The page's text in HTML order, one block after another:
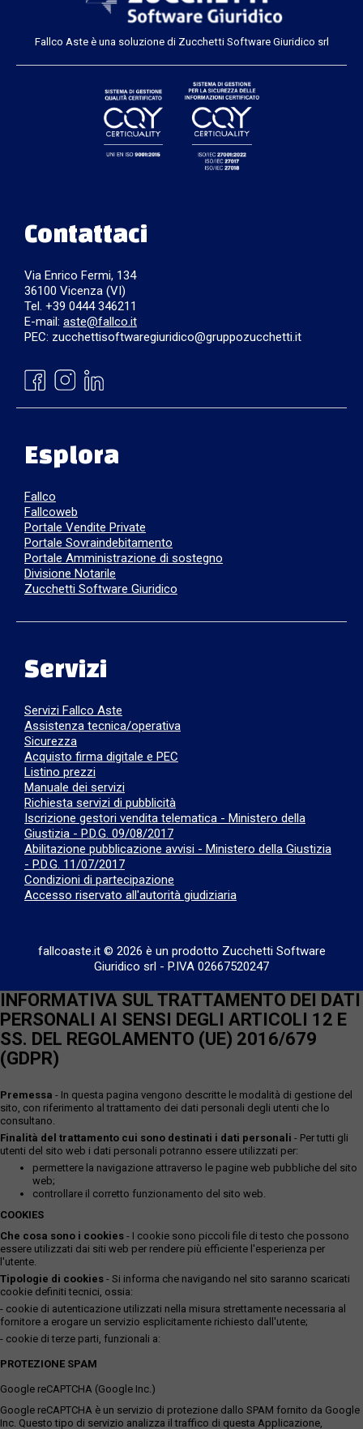
Fallco Aste è una soluzione di Zucchetti Software Giuridico srl
Contattaci
Via Enrico Fermi, 134
36100 Vicenza (VI)
Tel. +39 0444 346211
E-mail: aste@fallco.it
PEC: zucchettisoftwaregiuridico@gruppozucchetti.it
Esplora
Fallco
Fallcoweb
Portale Vendite Private
Portale Sovraindebitamento
Portale Amministrazione di sostegno
Divisione Notarile
Zucchetti Software Giuridico
Servizi
Servizi Fallco Aste
Assistenza tecnica/operativa
Sicurezza
Acquisto firma digitale e PEC
Listino prezzi
Manuale dei servizi
Richiesta servizi di pubblicità
Iscrizione gestori vendita telematica - Ministero della
Giustizia - P.D.G. 09/08/2017
Abilitazione pubblicazione avvisi - Ministero della Giustizia
- P.D.G. 11/07/2017
Condizioni di partecipazione
Accesso riservato all'autorità giudiziaria
fallcoaste.it © 2026 è un prodotto Zucchetti Software
Giuridico srl - P.IVA 02667520247
INFORMATIVA SUL TRATTAMENTO DEI DATI
PERSONALI AI SENSI DEGLI ARTICOLI 12 E
SS. DEL REGOLAMENTO (UE) 2016/679
(GDPR)
Premessa - In questa pagina vengono descritte le modalità di gestione del
sito, con riferimento al trattamento dei dati personali degli utenti che lo
consultano.
Finalità del trattamento cui sono destinati i dati personali - Per tutti gli
utenti del sito web i dati personali potranno essere utilizzati per:
permettere la navigazione attraverso le pagine web pubbliche del sito
web;
controllare il corretto funzionamento del sito web.
COOKIES
Che cosa sono i cookies - I cookie sono piccoli file di testo che possono
essere utilizzati dai siti web per rendere più efficiente l'esperienza per
l'utente.
Tipologie di cookies - Si informa che navigando nel sito saranno scaricati
cookie definiti tecnici, ossia:
- cookie di autenticazione utilizzati nella misura strettamente necessaria al
fornitore a erogare un servizio esplicitamente richiesto dall'utente;
- cookie di terze parti, funzionali a:
PROTEZIONE SPAM
Google reCAPTCHA (Google Inc.)
Google reCAPTCHA è un servizio di protezione dallo SPAM fornito da Google
Inc. Questo tipo di servizio analizza il traffico di questa Applicazione,